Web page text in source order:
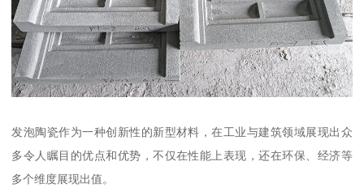
发泡陶瓷作为一种创新性的新型材料，在工业与建筑领域展现出众
多令人瞩目的优点和优势，不仅在性能上表现，还在环保、经济等
多个维度展现出值。